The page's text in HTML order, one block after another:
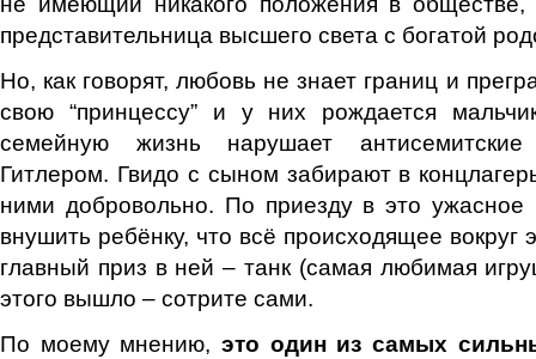
представительница высшего света с богатой
Но, как говорят, любовь не знает границ и
свою “принцессу” и у них рождается
семейную жизнь нарушает
Гитлером. Гвидо с сыном забирают в
ними добровольно. По приезду в это ужасное
внушить ребёнку, что всё происходящее вокруг
главный приз в ней – танк (самая любимая
этого вышло – сотрите сами.
По моему мнению,это один из самых